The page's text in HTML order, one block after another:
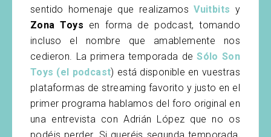
sentido homenaje que realizamosVuitbits y
Zona Toys en forma de podcast, tomando
incluso el nombre que amablemente nos
cedieron. La primera temporada de Sólo Son
Toys (el podcast) está disponible en vuestras
plataformas de streaming favorito y justo en el
primer programa hablamos del foro original en
una entrevista con Adrián López que no os